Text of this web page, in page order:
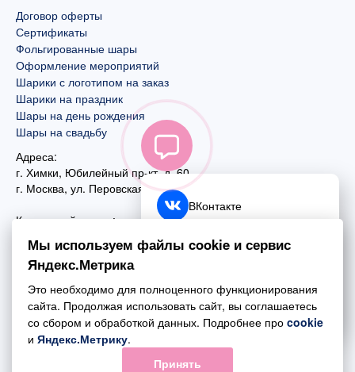
Договор оферты
Сертификаты
Фольгированные шары
Оформление мероприятий
Шарики с логотипом на заказ
Шарики на праздник
Шары на день рождения
Шары на свадьбу
Адреса:
г. Химки, Юбилейный пр-кт, д. 60
г. Москва, ул. Перовская, д. 59
Контактный номер:
+7 (495) 970-44-75
Почта:
mail@esta-fiesta.ru
Режим работы интернет-магазина:
ПН-ВС с 09:00 до 21:00
ВКонтакте
Telegram
Обратный звонок
Мы используем файлы cookie и сервис
Яндекс.Метрика
Это необходимо для полноценного функционирования
сайта. Продолжая использовать сайт, вы соглашаетесь
со сбором и обработкой данных. Подробнее про cookie
и Яндекс.Метрику.
Принять